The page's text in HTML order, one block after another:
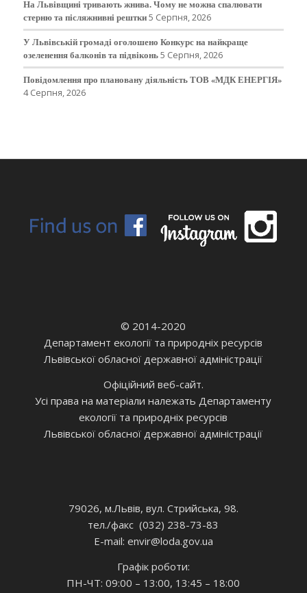
На Львівщині тривають жнива. Чому не можна спалювати
стерню та післяжнивні рештки5 Серпня, 2026
У Львівській громаді оголошено Конкурс на найкраще
озеленення балконів та підвіконь5 Серпня, 2026
Повідомлення про плановану діяльність ТОВ «МДК ЕНЕРГІЯ»
4 Серпня, 2026
© 2014-2020
Департамент екології та природніх ресурсів
Львівської обласної державної адміністрації
Офіційний веб-сайт.
Усі права на матеріали належать Департаменту
екології та природніх ресурсів
Львівської обласної державної адміністрації
79026, м.Львів, вул. Стрийська, 98.
тел./факс (032) 238-73-83
E-mail: envir@loda.gov.ua
Графік роботи:
ПН-ЧТ: 09:00 – 13:00, 13:45 – 18:00